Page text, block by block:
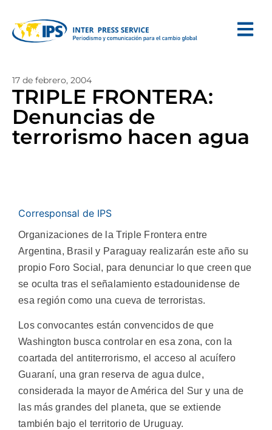
17 de febrero, 2004
TRIPLE FRONTERA:
Denuncias de
terrorismo hacen agua
Corresponsal de IPS
Organizaciones de la Triple Frontera entre
Argentina, Brasil y Paraguay realizarán este año su
propio Foro Social, para denunciar lo que creen que
se oculta tras el señalamiento estadounidense de
esa región como una cueva de terroristas.
Los convocantes están convencidos de que
Washington busca controlar en esa zona, con la
coartada del antiterrorismo, el acceso al acuífero
Guaraní, una gran reserva de agua dulce,
considerada la mayor de América del Sur y una de
las más grandes del planeta, que se extiende
también bajo el territorio de Uruguay.